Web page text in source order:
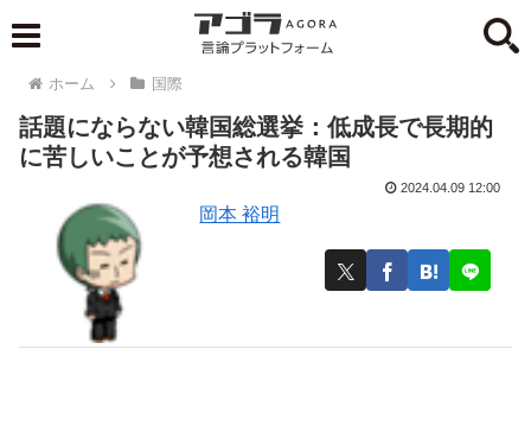
ホーム 国際
話題にならない韓国総選挙：低成長で長期的
に苦しいことが予想される韓国
岡本 裕明
2024.04.09 12:00